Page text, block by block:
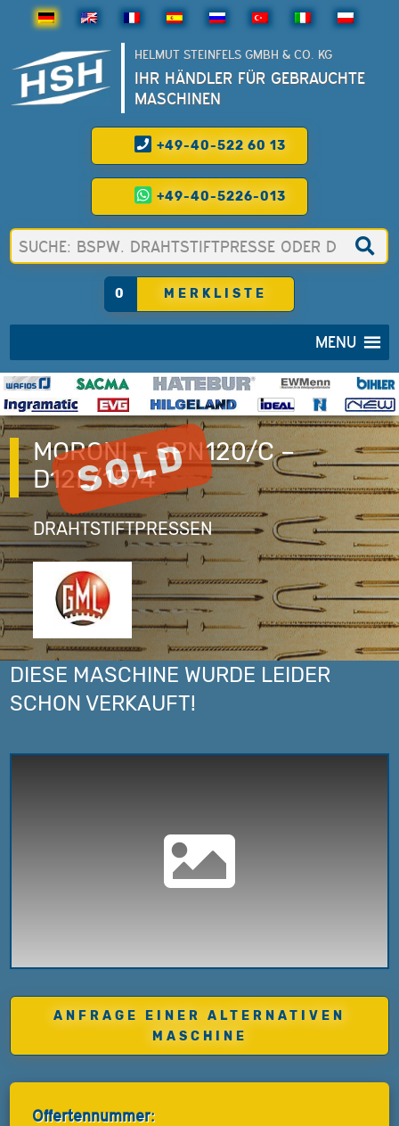
HELMUT STEINFELS GMBH & CO. KG
IHR HÄNDLER FÜR GEBRAUCHTE
MASCHINEN
+49-40-522 60 13
+49-40-5226-013
0 MERKLISTE
MENU
MORONI – SPN120/C –
D12L/1574
DRAHTSTIFTPRESSEN
DIESE MASCHINE WURDE LEIDER
SCHON VERKAUFT!
ANFRAGE EINER ALTERNATIVEN
MASCHINE
Offertennummer: